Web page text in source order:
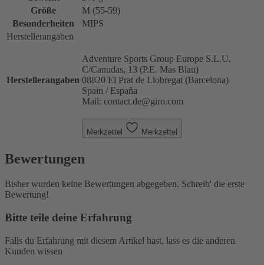
Größe
M (55-59)
Besonderheiten
MIPS
Herstellerangaben
Herstellerangaben
Adventure Sports Group Europe S.L.U.
C/Canudas, 13 (P.E. Mas Blau)
08820 El Prat de Llobregat (Barcelona)
Spain / España
Mail: contact.de@giro.com
Merkzettel Merkzettel
Bewertungen
Bisher wurden keine Bewertungen abgegeben. Schreib' die erste
Bewertung!
Bitte teile deine Erfahrung
Falls du Erfahrung mit diesem Artikel hast, lass es die anderen
Kunden wissen